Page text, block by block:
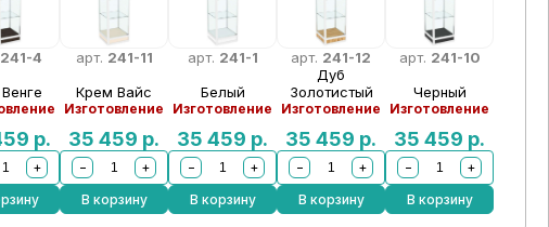
241-4
р.
+
арт. 241-11
Крем Вайс
Изготовление
35 459 р.
−
+
В корзину
арт. 241-1
Белый
Изготовление
35 459 р.
−
+
В корзину
арт. 241-12
Дуб
Золотистый
Изготовление
35 459 р.
−
+
В корзину
арт. 241-10
Черный
Изготовление
35 459 р.
−
+
В корзину